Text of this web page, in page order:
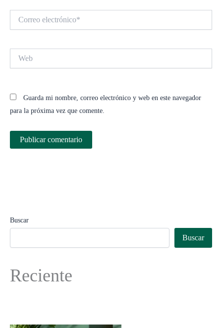
electrónico*
Guarda mi nombre, correo electrónico y web en este navegador
para la próxima vez que comente.
Buscar
Buscar
Reciente